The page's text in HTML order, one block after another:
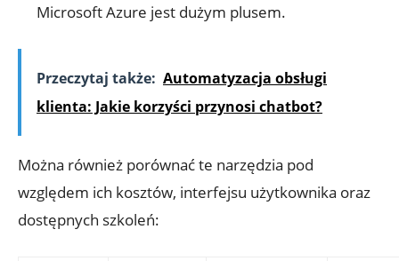
Microsoft Azure jest dużym plusem.
Przeczytaj także: Automatyzacja obsługi
klienta: Jakie korzyści przynosi chatbot?
Można również porównać te narzędzia pod
względem⁤ ich‍ kosztów, interfejsu użytkownika‌ oraz
dostępnych szkoleń: